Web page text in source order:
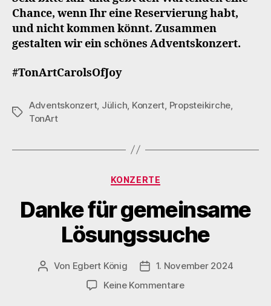
Chance, wenn Ihr eine Reservierung habt,
und nicht kommen könnt. Zusammen
gestalten wir ein schönes Adventskonzert.
#TonArtCarolsOfJoy
Schlagwörter
Adventskonzert, Jülich Konzert Propsteikirche
TonArt
Kategorien
KONZERTE
Danke für gemeinsame
Lösungssuche
Beitragsautor
Von Egbert König Veröffentlichungsdatum
1. November 2024
Keine Kommentarezu